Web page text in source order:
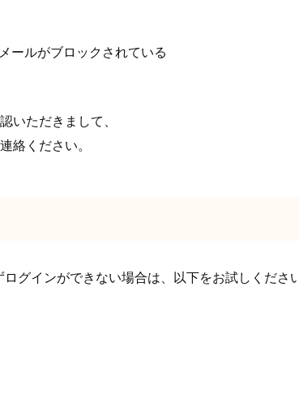
ールがブロックされている
いただきまして、
絡ください。
グインができない場合は、以下をお試しくださ